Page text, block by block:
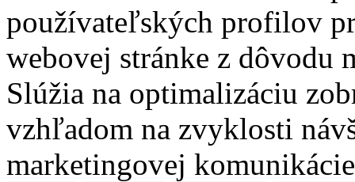
používateľských profilov
webovej stránke z dôvodu
Slúžia na optimalizáciu
vzhľadom na zvyklosti
marketingovej